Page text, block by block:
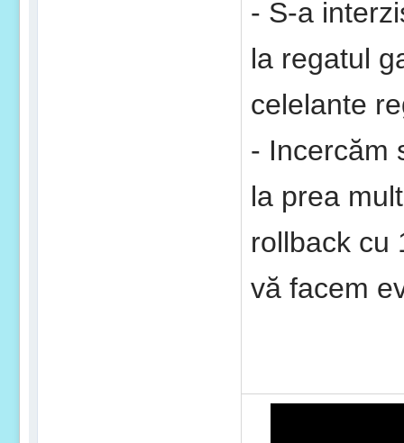
- S-a
la regatul
celelante
- Incercăm
la prea
rollback cu
vă facem